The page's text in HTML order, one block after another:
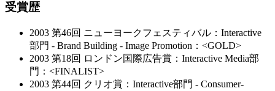
受賞歴
2003 第46回 ニューヨークフェスティバル：Interactive
部門 - Brand Building - Image Promotion：<GOLD>
2003 第18回 ロンドン国際広告賞：Interactive Media部
門：<FINALIST>
2003 第44回 クリオ賞：Interactive部門 - Consumer-